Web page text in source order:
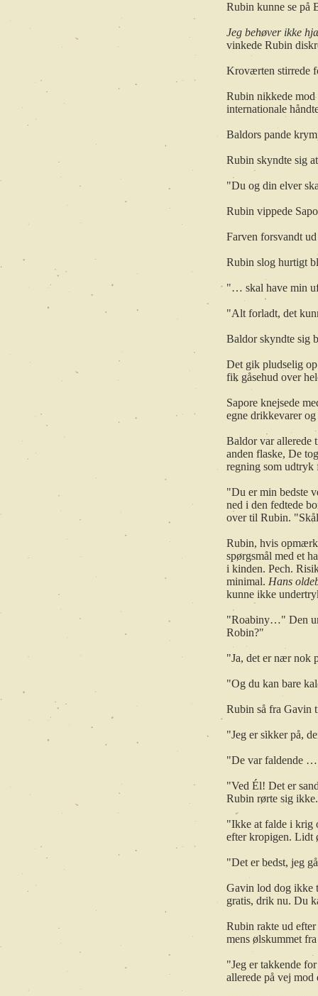
Rubin kunne se på
Jeg behøver ikke
vinkede Rubin
Kroværten stirrede
Rubin nikkede mod
internationale
Baldors pande
Rubin skyndte sig at
"Du og din elver
Rubin vippede
Farven forsvandt
Rubin slog hurtigt
"… skal have min
"Alt forladt, det
Baldor skyndte sig
Det gik pludselig
fik gåsehud over
Sapore knejsede
egne drikkevarer
Baldor var allerede
anden flaske, De
regning som udtryk
"Du er min bedste
ned i den fedtede
over til Rubin.
Rubin, hvis
spørgsmål med et
i kinden. Pech.
minimal. Hans
kunne ikke
"Roabiny…" Den
Robin?"
"Ja, det er nær nok
"Og du kan bare
Rubin så fra Gavin
"Jeg er sikker på,
"De var faldende
"Ved Él! Det er
Rubin rørte sig
"Ikke at falde i krig
efter kropigen. Lidt
"Det er bedst, jeg
Gavin lod dog ikke
gratis, drik nu. Du
Rubin rakte ud
mens ølskummet
"Jeg er takkende
allerede på vej mod